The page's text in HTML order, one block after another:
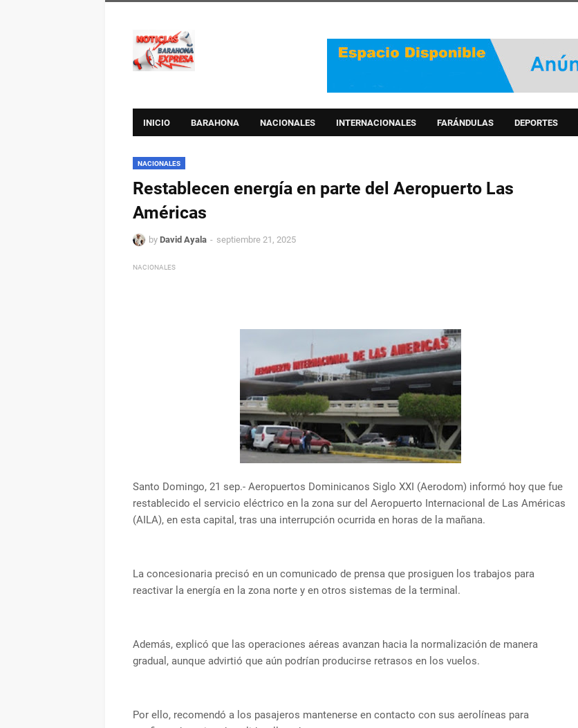
INICIO BARAHONA NACIONALES INTERNACIONALES FARÁNDULAS DEPORTES
NACIONALES
Restablecen energía en parte del Aeropuerto Las
Américas
by David Ayala septiembre 21, 2025
NACIONALES
Santo Domingo, 21 sep.- Aeropuertos Dominicanos Siglo XXI (Aerodom) informó hoy que fue
restablecido el servicio eléctrico en la zona sur del Aeropuerto Internacional de Las Américas
(AILA), en esta capital, tras una interrupción ocurrida en horas de la mañana.
La concesionaria precisó en un comunicado de prensa que prosiguen los trabajos para
reactivar la energía en la zona norte y en otros sistemas de la terminal.
Además, explicó que las operaciones aéreas avanzan hacia la normalización de manera
gradual, aunque advirtió que aún podrían producirse retrasos en los vuelos.
Por ello, recomendó a los pasajeros mantenerse en contacto con sus aerolíneas para